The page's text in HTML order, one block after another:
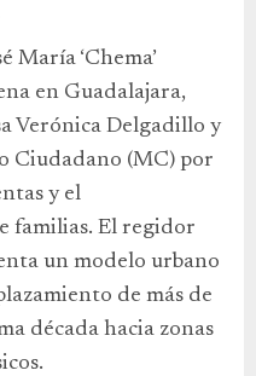
María ‘Chema’
en Guadalajara,
Verónica Delgadillo y
Ciudadano (MC) por
y el
familias. El regidor
un modelo urbano
de más de
década hacia zonas